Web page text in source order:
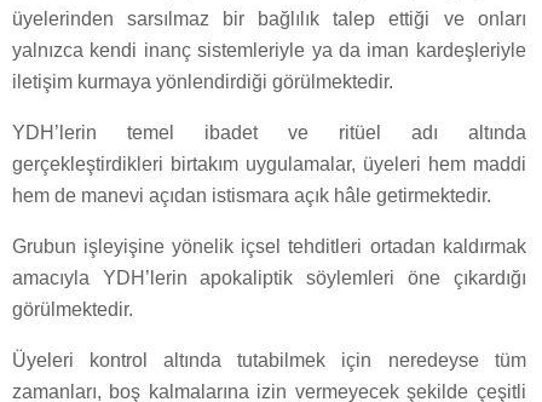
üyelerinden sarsılmaz bir bağlılık talep ettiği ve onları
yalnızca kendi inanç sistemleriyle ya da iman kardeşleriyle
iletişim kurmaya yönlendirdiği görülmektedir.
YDH’lerin temel ibadet ve ritüel adı altında
gerçekleştirdikleri birtakım uygulamalar, üyeleri hem maddi
hem de manevi açıdan istismara açık hâle getirmektedir.
Grubun işleyişine yönelik içsel tehditleri ortadan kaldırmak
amacıyla YDH’lerin apokaliptik söylemleri öne çıkardığı
görülmektedir.
Üyeleri kontrol altında tutabilmek için neredeyse tüm
zamanları, boş kalmalarına izin vermeyecek şekilde çeşitli